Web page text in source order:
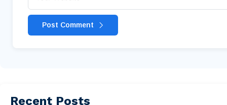
Post Comment
Recent Posts